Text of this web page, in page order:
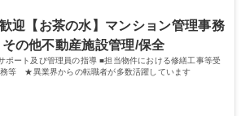
迎【お茶の水】マンション管理事務
の他不動産施設管理/保全
ポート及び管理員の指導 ■担当物件における修繕工事等受
等 ★異業界からの転職者が多数活躍しています